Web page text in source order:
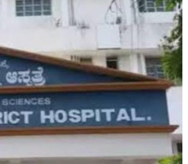
ಅ್ಯಂಡ್ ಡೆವಲಪರ್ಸ್ ಕಚೇರಿ ಮೇಲೆ ತುಂಗಾನಗರ
ಪೊಲೀಸರ ದಾಳಿ* *ಯಾಕೆ ನಡೆದಿದೆ ದಾಳಿ?
ಅಲ್ಲಿ ಸಿಕ್ಕಿದ್ದೇನು?*
August 6, 2026